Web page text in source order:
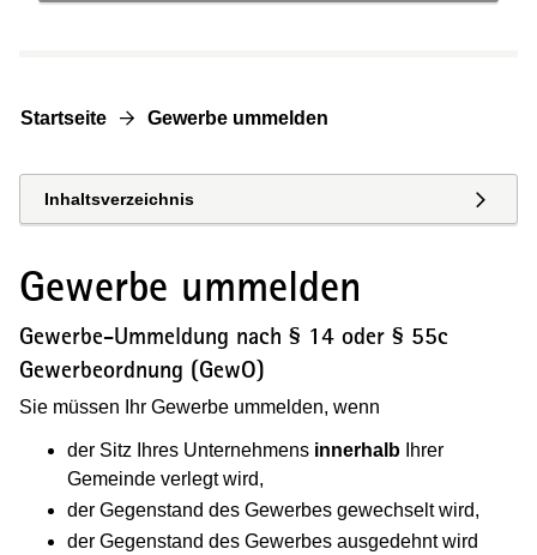
Startseite Gewerbe ummelden
Inhaltsverzeichnis
Gewerbe ummelden
Gewerbe-Ummeldung nach § 14 oder § 55c
Gewerbeordnung (GewO)
Sie müssen Ihr Gewerbe ummelden, wenn
der Sitz Ihres Unternehmens innerhalb Ihrer
Gemeinde verlegt wird,
der Gegenstand des Gewerbes gewechselt wird,
der Gegenstand des Gewerbes ausgedehnt wird